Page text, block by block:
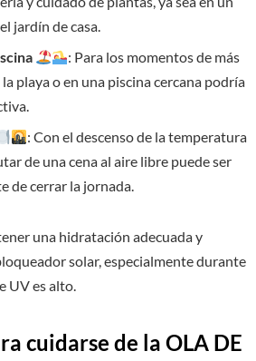
jardín de casa.
: Para los momentos de más
playa o en una piscina cercana podría
: Con el descenso de la temperatura
de una cena al aire libre puede ser
de cerrar la jornada.
una hidratación adecuada y
solar, especialmente durante
UV es alto.
cuidarse de la OLA DE